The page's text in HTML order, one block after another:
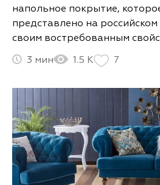
напольное покрытие,
представлено на
своим востребованным
3 1.5 К 7